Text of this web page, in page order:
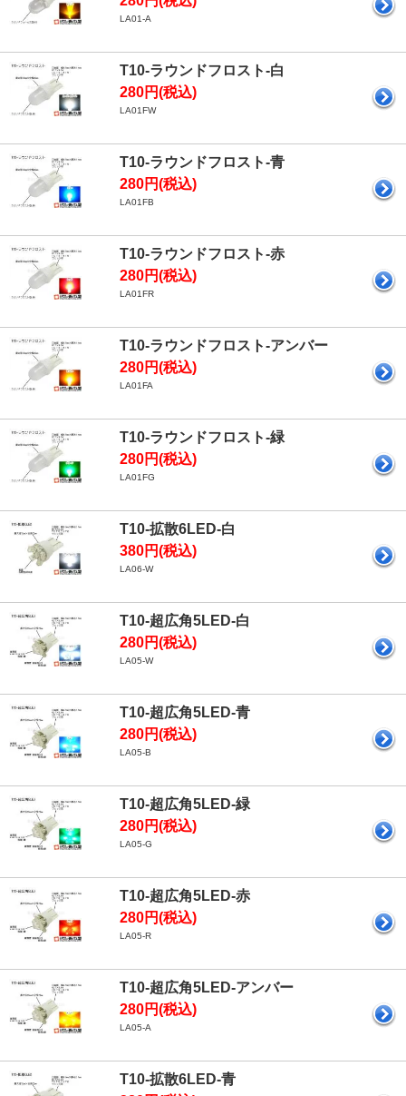
LA01-A
T10-ラウンドフロスト-白
280円(税込)
LA01FW
T10-ラウンドフロスト-青
280円(税込)
LA01FB
T10-ラウンドフロスト-赤
280円(税込)
LA01FR
T10-ラウンドフロスト-アンバー
280円(税込)
LA01FA
T10-ラウンドフロスト-緑
280円(税込)
LA01FG
T10-拡散6LED-白
380円(税込)
LA06-W
T10-超広角5LED-白
280円(税込)
LA05-W
T10-超広角5LED-青
280円(税込)
LA05-B
T10-超広角5LED-緑
280円(税込)
LA05-G
T10-超広角5LED-赤
280円(税込)
LA05-R
T10-超広角5LED-アンバー
280円(税込)
LA05-A
T10-拡散6LED-青